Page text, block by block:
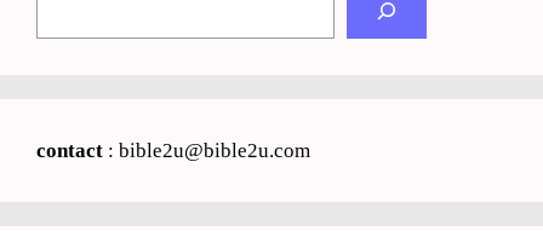
contact : bible2u@bible2u.com